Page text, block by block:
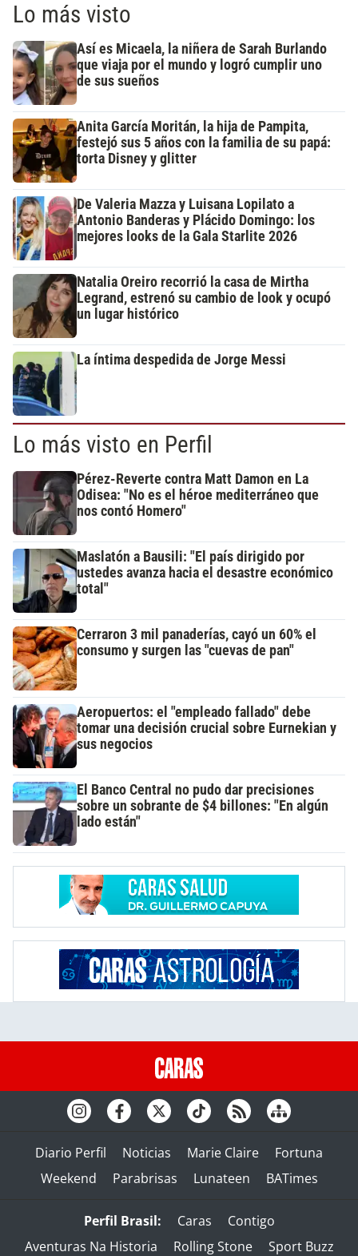
Lo más visto
Así es Micaela, la niñera de Sarah Burlando
que viaja por el mundo y logró cumplir uno
de sus sueños
Anita García Moritán, la hija de Pampita,
festejó sus 5 años con la familia de su papá:
torta Disney y glitter
De Valeria Mazza y Luisana Lopilato a
Antonio Banderas y Plácido Domingo: los
mejores looks de la Gala Starlite 2026
Natalia Oreiro recorrió la casa de Mirtha
Legrand, estrenó su cambio de look y ocupó
un lugar histórico
La íntima despedida de Jorge Messi
Lo más visto en Perfil
Pérez-Reverte contra Matt Damon en La
Odisea: "No es el héroe mediterráneo que
nos contó Homero"
Maslatón a Bausili: "El país dirigido por
ustedes avanza hacia el desastre económico
total"
Cerraron 3 mil panaderías, cayó un 60% el
consumo y surgen las "cuevas de pan"
Aeropuertos: el "empleado fallado" debe
tomar una decisión crucial sobre Eurnekian y
sus negocios
El Banco Central no pudo dar precisiones
sobre un sobrante de $4 billones: "En algún
lado están"
Diario Perfil Noticias Marie Claire
Fortuna
Weekend
Parabrisas Lunateen BATimes
Perfil Brasil: Caras
Contigo
Aventuras Na Historia
Rolling Stone Sport Buzz